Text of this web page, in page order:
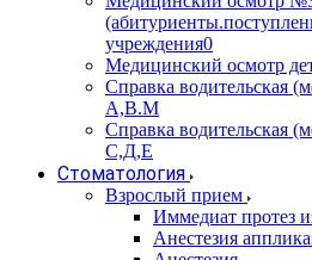
учреждения0
Медицинский осмотр
Справка водительская
А,В.М
Справка водительская
С,Д,Е
Стоматология
Взрослый прием
Иммедиат протез
Анестезия